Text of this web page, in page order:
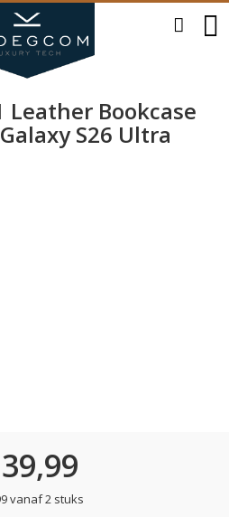
Leather Bookcase
S26 Ultra
vanaf 2 stuks